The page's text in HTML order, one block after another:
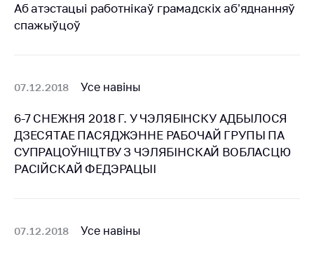
Рэгуляванне і
кантроль закупак
рэгулявання
Біржавы гандаль
Навіны
Звярнуцца ў МАРГ
асоб
Аб атэстацыi работнiкаў грамадскiх аб’яднанняў
спажыўцоў
07.12.2018 Усе навіны
6-7 СНЕЖНЯ 2018 Г. У ЧЭЛЯБІНСКУ АДБЫЛОСЯ
ДЗЕСЯТАЕ ПАСЯДЖЭННЕ РАБОЧАЙ ГРУПЫ ПА
СУПРАЦОЎНІЦТВУ З ЧЭЛЯБІНСКАЙ ВОБЛАСЦЮ
РАСІЙСКАЙ ФЕДЭРАЦЫІ
07.12.2018 Усе навіны